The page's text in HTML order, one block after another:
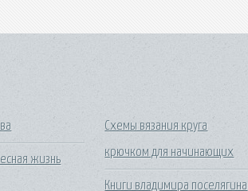
жизнь
Схемы вязания круга
крючком для начинающих
Книги владимира поселягина